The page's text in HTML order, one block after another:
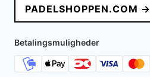
PADELSHOPPEN.COM →
Betalingsmuligheder